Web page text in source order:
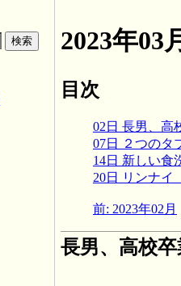
2023年03
目次
02日 長男、高
07日 ２つのタ
14日 新しい
20日 リンナ
前: 2023年02月
長男、高校卒